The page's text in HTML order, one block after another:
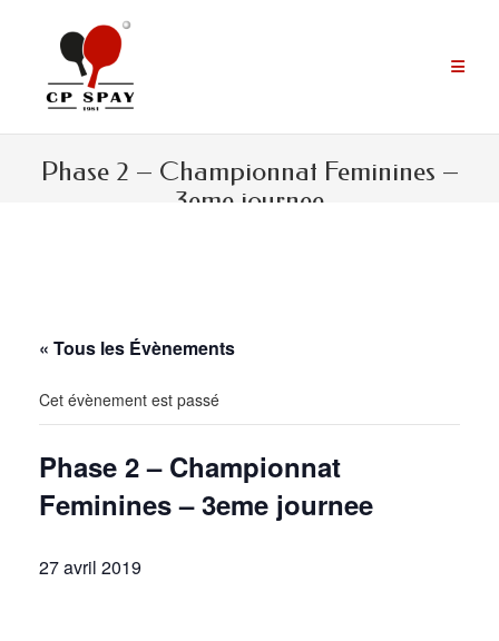
contenu
Phase 2 – Championnat Feminines –
3eme journee
« Tous les Évènements
Cet évènement est passé
Phase 2 – Championnat
Feminines – 3eme journee
27 avril 2019